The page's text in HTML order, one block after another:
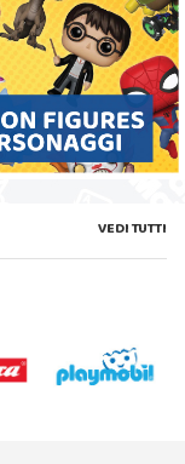
VEDI TUTTI